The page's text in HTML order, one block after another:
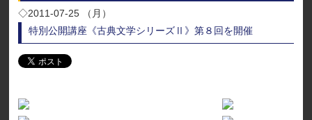
◇2011-07-25 （月）
特別公開講座《古典文学シリーズⅡ》第８回を開催